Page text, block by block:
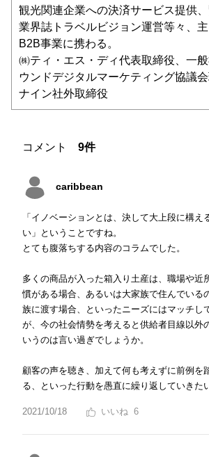
観光関連企業への決済サービス提供、
業界誌トラベルビジョン運営等々、
B2B事業に携わる。
㈱ティ・エス・ディ代表取締役、一
ウンドデジタルマーケティング協議
ナイン社外取締役​
コメント 9件
caribbean
「イノベーションとは、決して大上段に構え
い」ということですね。
とても腹落ちする内容のコラムでした。
多くの商品が入った箱入り土産は、職場や近
慣がある場合、あるいは大家族で住んでいる
族に渡す場合、といったニーズにはマッチし
が、今の社会情勢を考えると供給者目線以外
いうのは言い過ぎでしょうか。
顧客の声を聴き、加えて何も考えずに前例を
る、といった行動を愚直に繰り返していきた
2021/10/18 6